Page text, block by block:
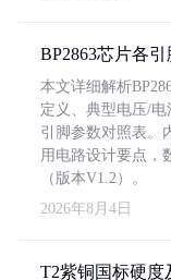
BP2863芯片各
本文详细解析
定义、典型电压/
引脚参数对照表。
用电路设计要点，
（版本V1.2）。
2026年8月4日
T2紫铜国标硬度